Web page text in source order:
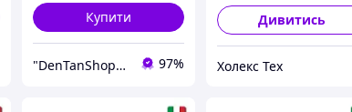
Купити
"DenTanShop" Інтернет магазин 97%
Дивитись
Холекс Тех